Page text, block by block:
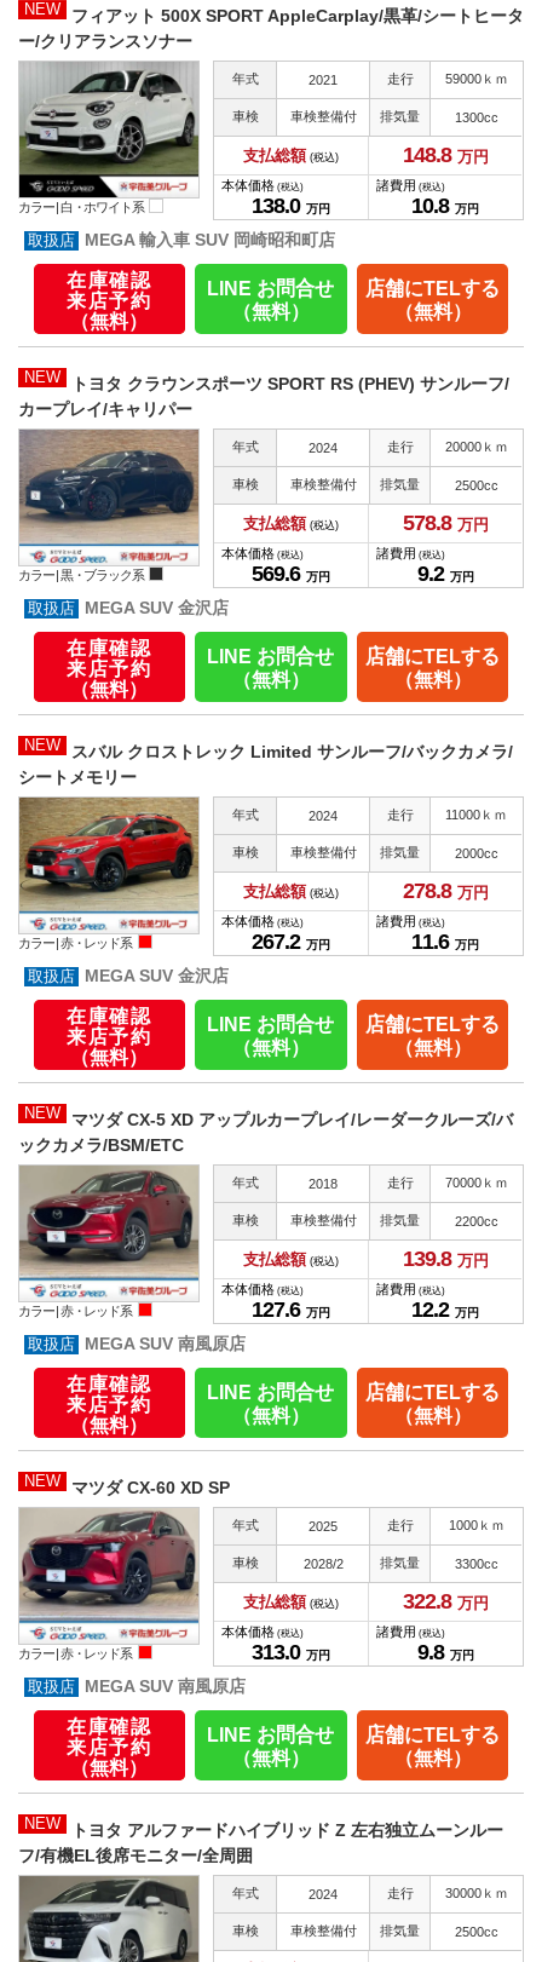
NEW
フィアット 500X SPORT AppleCarplay/黒革/シートヒータ
ー/クリアランスソナー
カラー |白・ホワイト系
年式 2021 走行 59000ｋｍ
車検 車検整備付 排気量 1300cc
支払総額 (税込) 148.8 万円
本体価格 (税込)
138.0 万円
諸費用 (税込)
10.8 万円
MEGA 輸入車 SUV 岡崎昭和町店
在庫確認
来店予約
（無料）
LINE お問合せ
（無料）
店舗にTELする
（無料）
NEW
トヨタ クラウンスポーツ SPORT RS (PHEV) サンルーフ/
カープレイ/キャリパー
カラー |黒・ブラック系
年式 2024 走行 20000ｋｍ
車検 車検整備付 排気量 2500cc
支払総額 (税込) 578.8 万円
本体価格 (税込)
569.6 万円
諸費用 (税込)
9.2 万円
MEGA SUV 金沢店
在庫確認
来店予約
（無料）
LINE お問合せ
（無料）
店舗にTELする
（無料）
NEW
スバル クロストレック Limited サンルーフ/バックカメラ/
シートメモリー
カラー |赤・レッド系
年式 2024 走行 11000ｋｍ
車検 車検整備付 排気量 2000cc
支払総額 (税込) 278.8 万円
本体価格 (税込)
267.2 万円
諸費用 (税込)
11.6 万円
MEGA SUV 金沢店
在庫確認
来店予約
（無料）
LINE お問合せ
（無料）
店舗にTELする
（無料）
NEW
マツダ CX-5 XD アップルカープレイ/レーダークルーズ/バ
ックカメラ/BSM/ETC
カラー |赤・レッド系
年式 2018 走行 70000ｋｍ
車検 車検整備付 排気量 2200cc
支払総額 (税込) 139.8 万円
本体価格 (税込)
127.6 万円
諸費用 (税込)
12.2 万円
MEGA SUV 南風原店
在庫確認
来店予約
（無料）
LINE お問合せ
（無料）
店舗にTELする
（無料）
NEW マツダ CX-60 XD SP
カラー |赤・レッド系
年式 2025 走行 1000ｋｍ
車検 2028/2 排気量 3300cc
支払総額 (税込) 322.8 万円
本体価格 (税込)
313.0 万円
諸費用 (税込)
9.8 万円
MEGA SUV 南風原店
在庫確認
来店予約
（無料）
LINE お問合せ
（無料）
店舗にTELする
（無料）
NEW
トヨタ アルファードハイブリッド Z 左右独立ムーンルー
フ/有機EL後席モニター/全周囲
年式 2024 走行 30000ｋｍ
車検 車検整備付 排気量 2500cc